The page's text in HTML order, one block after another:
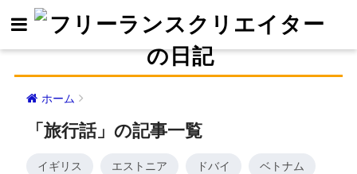
ホーム
「旅行話」の記事一覧
イギリス エストニア ドバイ ベトナム